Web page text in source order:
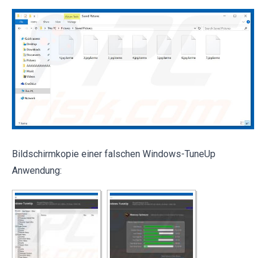
Bildschirmkopie einer falschen Windows-TuneUp
Anwendung: